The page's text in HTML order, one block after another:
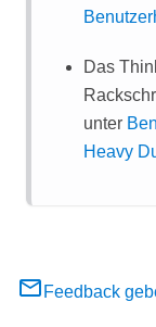
Das
unter
Heavy
Feedback